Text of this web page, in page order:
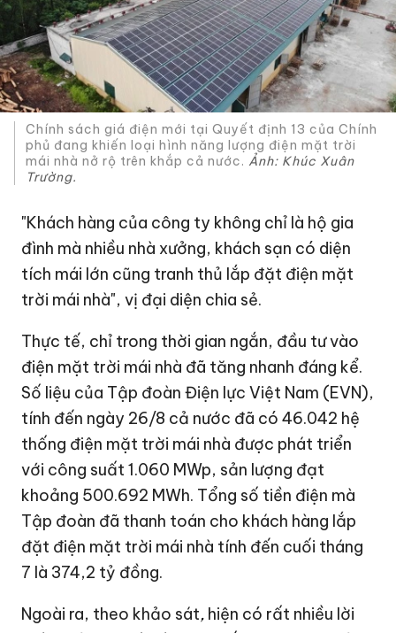
Chính sách giá điện mới tại Quyết định 13 của Chính
phủ đang khiến loại hình năng lượng điện mặt trời
mái nhà nở rộ trên khắp cả nước. Ảnh: Khúc Xuân
Trường.
"Khách hàng của công ty không chỉ là hộ gia
đình mà nhiều nhà xưởng, khách sạn có diện
tích mái lớn cũng tranh thủ lắp đặt điện mặt
trời mái nhà", vị đại diện chia sẻ.
Thực tế, chỉ trong thời gian ngắn, đầu tư vào
điện mặt trời mái nhà đã tăng nhanh đáng kể.
Số liệu của Tập đoàn Điện lực Việt Nam (EVN),
tính đến ngày 26/8 cả nước đã có 46.042 hệ
thống điện mặt trời mái nhà được phát triển
với công suất 1.060 MWp, sản lượng đạt
khoảng 500.692 MWh. Tổng số tiền điện mà
Tập đoàn đã thanh toán cho khách hàng lắp
đặt điện mặt trời mái nhà tính đến cuối tháng
7 là 374,2 tỷ đồng.
Ngoài ra, theo khảo sát, hiện có rất nhiều lời